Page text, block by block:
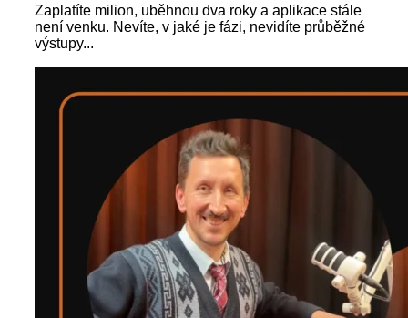
Zaplatíte milion, uběhnou dva roky a aplikace stále
není venku. Nevíte, v jaké je fázi, nevidíte průběžné
výstupy...